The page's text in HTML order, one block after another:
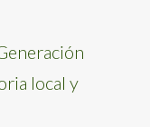
local y